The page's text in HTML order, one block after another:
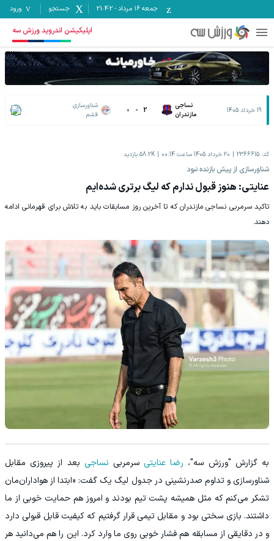
جمعه ۱۶ مرداد -
21:42 جستجو ورود
اپلیکیشن اندروید ورزش سه
19 خرداد 1405
نساجی
مازندران
2
-
0
شناورسازی
قشم
کد: 2366615 20 خرداد 1405 ساعت 00:14 58.2K بازدید
شناورسازی از پیش بازنده نبود
عنایتی: هنوز قبول ندارم که لیگ برتری شده‌ایم
تاکید سرمربی نساجی مازندران که تا آخرین روز مسابقات باید به تلاش برای قهرمانی ادامه
دهند.
به گزارش "ورزش سه"، رضا عنایتی سرمربی نساجی بعد از پیروزی مقابل
شناورسازی و تداوم صدرنشینی در جدول لیگ یک گفت: «ابتدا از هواداران‌مان
تشکر می‌کنم که مثل همیشه پشت تیم بودند و امروز هم حمایت خوبی از ما
داشتند. بازی سختی بود و مقابل تیمی قرار گرفتیم که کیفیت قابل قبولی دارد
و در دقایقی از مسابقه هم فشار خوبی روی ما وارد کرد. این را هم می‌دانید هر